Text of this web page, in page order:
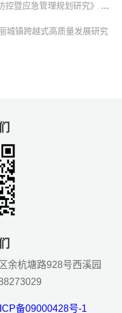
》 美丽宜居公园城市的公共安全管理课题
城镇跨越式高质量发展研究
余杭塘路928号西溪园
备09000428号-1